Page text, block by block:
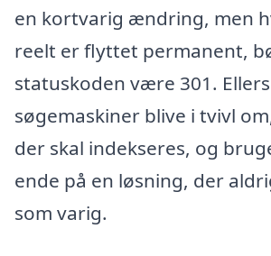
en kortvarig ændring, men
reelt er flyttet permanent,
statuskoden være 301.
søgemaskiner blive i tvivl
der skal indekseres, og
ende på en løsning, der
som varig.